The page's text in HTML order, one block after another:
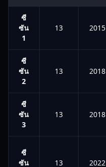
ซี
ซัน
1
13 2015
ซี
ซัน
2
13 2018
ซี
ซัน
3
13 2018
ซี
ซัน
13 2022